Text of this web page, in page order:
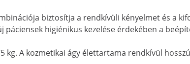
biztosítja a rendkívüli kényelmet és a
higiénikus kezelése érdekében a
A kozmetikai ágy élettartama rendkívül